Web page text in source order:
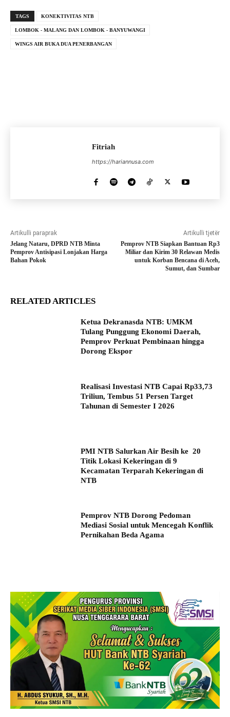
TAGS KONEKTIVITAS NTB
LOMBOK - MALANG DAN LOMBOK - BANYUWANGI
WINGS AIR BUKA DUA PENERBANGAN
Fitriah
https://hariannusa.com
Artikulli paraprak
Jelang Nataru, DPRD NTB Minta
Pemprov Antisipasi Lonjakan Harga
Bahan Pokok
Artikulli tjetër
Pemprov NTB Siapkan Bantuan Rp3
Miliar dan Kirim 30 Relawan Medis
untuk Korban Bencana di Aceh,
Sumut, dan Sumbar
RELATED ARTICLES
Ketua Dekranasda NTB: UMKM
Tulang Punggung Ekonomi Daerah,
Pemprov Perkuat Pembinaan hingga
Dorong Ekspor
Realisasi Investasi NTB Capai Rp33,73
Triliun, Tembus 51 Persen Target
Tahunan di Semester I 2026
PMI NTB Salurkan Air Besih ke 20
Titik Lokasi Kekeringan di 9
Kecamatan Terparah Kekeringan di
NTB
Pemprov NTB Dorong Pedoman
Mediasi Sosial untuk Mencegah Konflik
Pernikahan Beda Agama